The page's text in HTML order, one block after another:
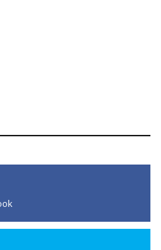
ଉପସ୍ଥାପନ କରାଯାଇଥିଲା।
CONTINUE READING